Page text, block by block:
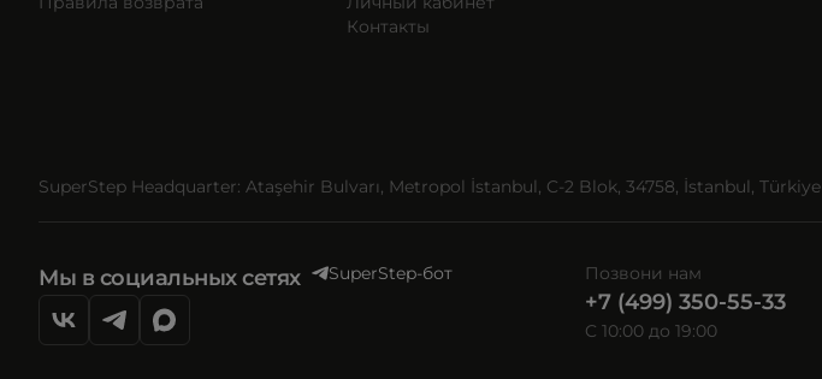
Контакты
SuperStep Headquarter: Ataşehir Bulvarı, Metropol İstanbul, C-2 Blok, 34758, İstanbul, Türkiye
Мы в социальных сетях SuperStep-бот Позвони нам
+7 (499) 350-55-33
C 10:00 до 19:00